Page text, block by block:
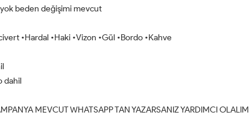
beden değişimi mevcut
•Hardal •Haki •Vizon •Gül •Bordo •Kahve
dahil
MEVCUT WHATSAPP TAN YAZARSANIZ YARDIMCI OLALIM